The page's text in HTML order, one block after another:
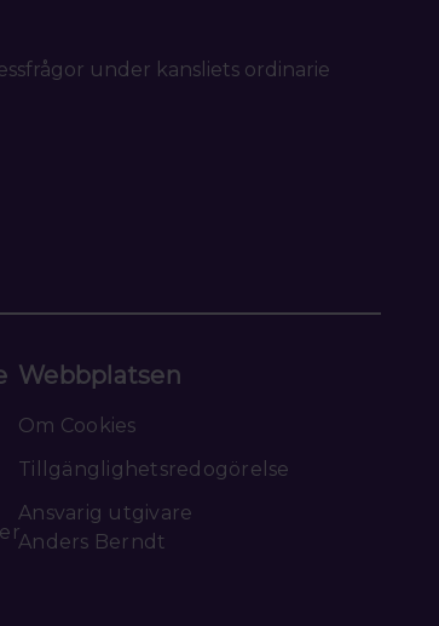
under kansliets ordinarie
Webbplatsen
Om Cookies
Tillgänglighetsredogörelse
Ansvarig utgivare
Anders Berndt